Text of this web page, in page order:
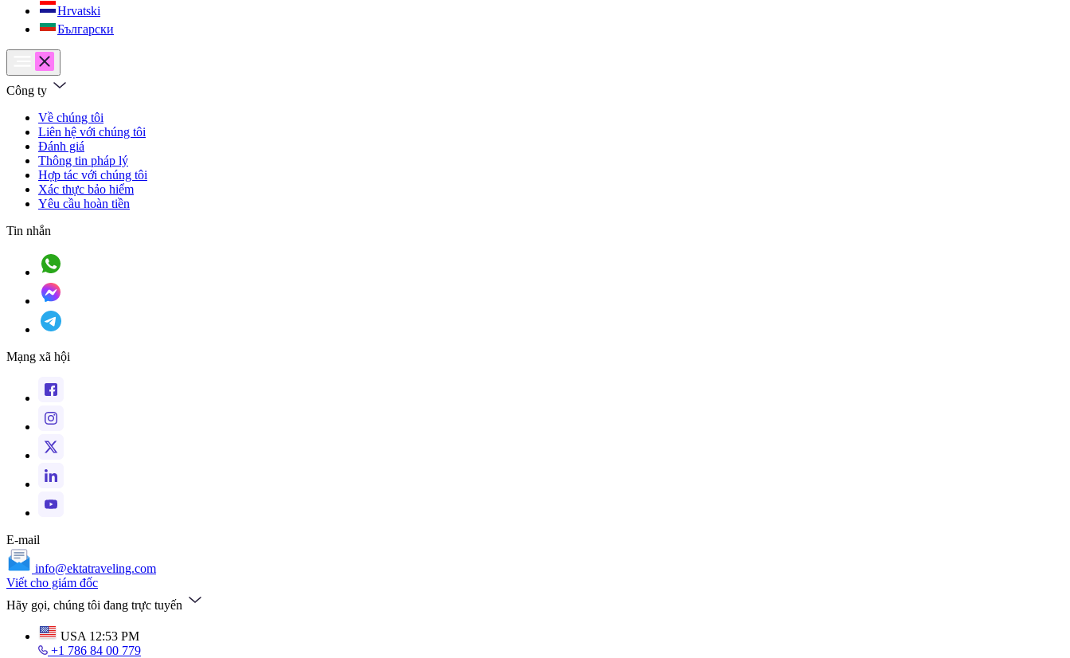
Hrvatski
Български
Công ty
Về chúng tôi
Liên hệ với chúng tôi
Đánh giá
Thông tin pháp lý
Hợp tác với chúng tôi
Xác thực bảo hiểm
Yêu cầu hoàn tiền
Tin nhắn
Mạng xã hội
E-mail
info@ektatraveling.com
Viết cho giám đốc
Hãy gọi, chúng tôi đang trực tuyến
USA 12:53 PM
+1 786 84 00 779